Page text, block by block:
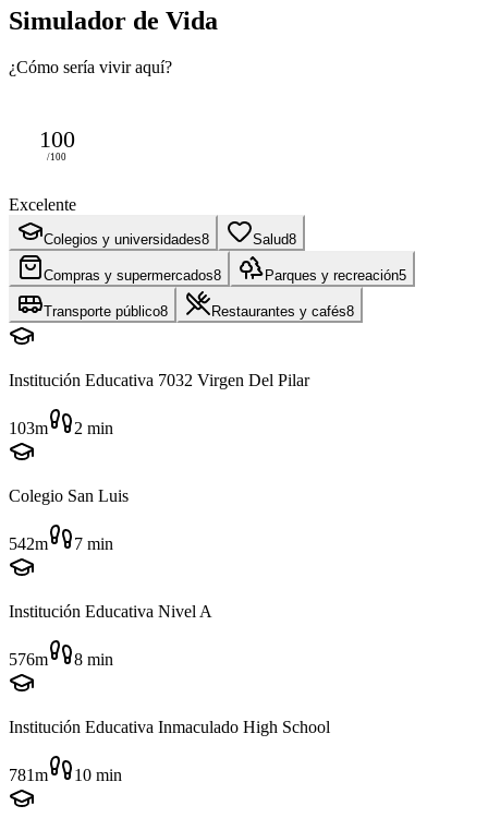
Simulador de Vida
¿Cómo sería vivir aquí?
100
/100
Excelente
Colegios y universidades8 Salud8
Compras y supermercados8 Parques y recreación5
Transporte público8 Restaurantes y cafés8
Institución Educativa 7032 Virgen Del Pilar
103m 2 min
Colegio San Luis
542m 7 min
Institución Educativa Nivel A
576m 8 min
Institución Educativa Inmaculado High School
781m 10 min